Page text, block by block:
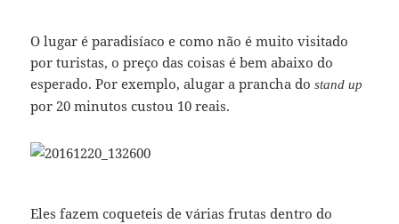
O lugar é paradisíaco e como não é muito visitado
por turistas, o preço das coisas é bem abaixo do
esperado. Por exemplo, alugar a prancha dostand up
por 20 minutos custou 10 reais.
Eles fazem coqueteis de várias frutas dentro do